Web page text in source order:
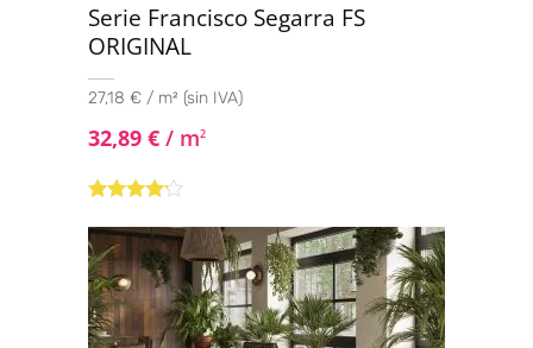
Serie Francisco Segarra FS
ORIGINAL
27,18 € / m² (sin IVA)
32,89 € / m2
con4.00
de 5